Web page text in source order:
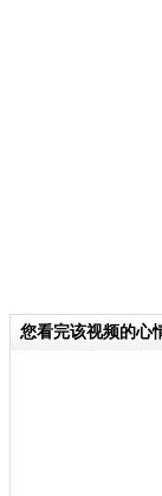
您看完该视频的心